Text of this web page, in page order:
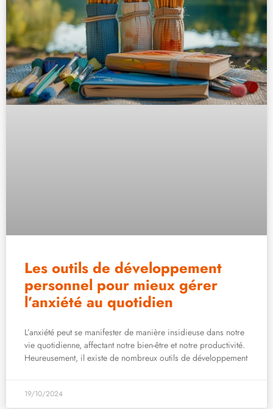
Les outils de développement
personnel pour mieux gérer
l’anxiété au quotidien
L’anxiété peut se manifester de manière insidieuse dans notre
vie quotidienne, affectant notre bien-être et notre productivité.
Heureusement, il existe de nombreux outils de développement
19/10/2024